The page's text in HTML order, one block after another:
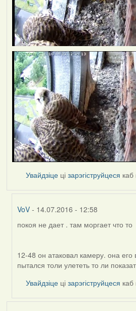
Увайдзіце цізарэгіструйцеся каб
VoV - 14.07.2016 - 12:58
In
by
Дарья
покоя не дает . там моргает что то
12-48 он атаковал камеру. она
пытался толи улететь то ли
Увайдзіце цізарэгіструйцеся каб